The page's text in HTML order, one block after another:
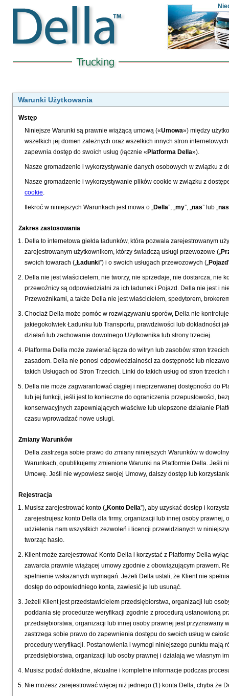
Warunki Użytkowania
Wstęp
Niniejsze Warunki są prawnie wiążącą umową («Umowa») między
wszelkich jej domen zależnych oraz wszelkich innych stron
zapewnia dostęp do swoich usług (łącznie « Platforma Della»).
Nasze gromadzenie i wykorzystywanie danych osobowych w związku z
Nasze gromadzenie i wykorzystywanie plików cookie w związku z
cookie.
Ilekroć w niniejszych Warunkach jest mowa o „Della”, „my”, „nas” lub „
Zakres zastosowania
Della to internetowa giełda ładunków, która pozwala zarejestrowanym
zarejestrowanym użytkownikom, którzy świadczą usługi przewozowe („
swoich towarach („Ładunki”) i o swoich usługach przewozowych („Pojazd
Della nie jest właścicielem, nie tworzy, nie sprzedaje, nie dostarcza,
przewoźnicy są odpowiedzialni za ich ładunek i Pojazd. Della nie jest i
Przewoźnikami, a także Della nie jest właścicielem, spedytorem,
Chociaż Della może pomóc w rozwiązywaniu sporów, Della nie
jakiegokolwiek Ładunku lub Transportu, prawdziwości lub dokładności
działań lub zachowanie dowolnego Użytkownika lub strony trzeciej.
Platforma Della może zawierać łącza do witryn lub zasobów stron trzecich
zasadom. Della nie ponosi odpowiedzialności za dostępność lub
takich Usługach od Stron Trzecich. Linki do takich usług od stron
Della nie może zagwarantować ciągłej i nieprzerwanej dostępności do
lub jej funkcji, jeśli jest to konieczne do ograniczenia przepustowości,
konserwacyjnych zapewniających właściwe lub ulepszone działanie
czasu wprowadzać nowe usługi.
Zmiany Warunków
Della zastrzega sobie prawo do zmiany niniejszych Warunków w
Warunkach, opublikujemy zmienione Warunki na Platformie Della. Jeśli
Umowę. Jeśli nie wypowiesz swojej Umowy, dalszy dostęp lub
Rejestracja
Musisz zarejestrować konto („Konto Della”), aby uzyskać dostęp i
zarejestrujesz konto Della dla firmy, organizacji lub innej osoby
udzielenia nam wszystkich zezwoleń i licencji przewidzianych w
tworząc hasło.
Klient może zarejestrować Konto Della i korzystać z Platformy Della
zawarcia prawnie wiążącej umowy zgodnie z obowiązującym prawem.
spełnienie wskazanych wymagań. Jeżeli Della ustali, że Klient nie
dostęp do odpowiedniego konta, zawiesić je lub usunąć.
Jeżeli Klient jest przedstawicielem przedsiębiorstwa, organizacji lub
poddania się procedurze weryfikacji zgodnie z procedurą ustanowioną
przedsiębiorstwa, organizacji lub innej osoby prawnej jest przyznawany
zastrzega sobie prawo do zapewnienia dostępu do swoich usług w
procedury weryfikacji. Postanowienia i wymogi niniejszego punktu mają
przedsiębiorstwa, organizacji lub osoby prawnej i działają we własnym
Musisz podać dokładne, aktualne i kompletne informacje podczas
Nie możesz zarejestrować więcej niż jednego (1) konta Della, chyba że